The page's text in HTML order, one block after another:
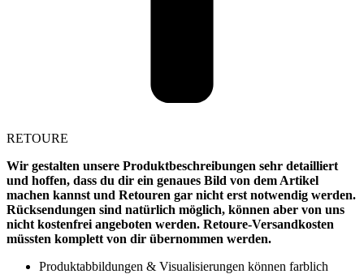
RETOURE
Wir gestalten unsere Produktbeschreibungen sehr detailliert
und hoffen, dass du dir ein genaues Bild von dem Artikel
machen kannst und Retouren gar nicht erst notwendig werden.
Rücksendungen sind natürlich möglich, können aber von uns
nicht kostenfrei angeboten werden. Retoure-Versandkosten
müssten komplett von dir übernommen werden.
Produktabbildungen & Visualisierungen können farblich